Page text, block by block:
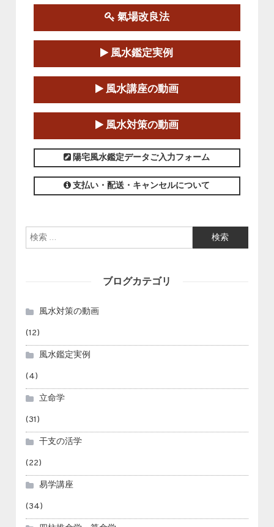
第１８期立命塾『実践的易学講座』
2025-06-21～2025-08-24
この講座の募集は終了しました。
第１８期立命塾「実践的四柱立命学（四
柱推命学）講座」
2025-01-11～2025-05-11
この講座の募集は終了しました。
氣場改良法
風水鑑定実例
風水講座の動画
風水対策の動画
陽宅風水鑑定データご入力フォーム
支払い・配送・キャンセルについて
検索:
ブログカテゴリ
風水対策の動画
(12)
風水鑑定実例
(4)
立命学
(31)
干支の活学
(22)
易学講座
(34)